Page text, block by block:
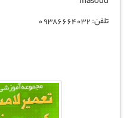
تلفن: 09386664032